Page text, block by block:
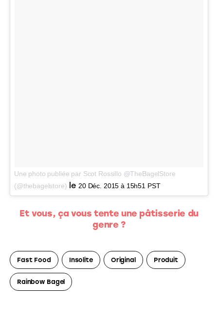
Une photo publiée par Scot Rossillo @TheBagelStore
(@thebagelstore) le20 Déc. 2015 à 15h51 PST
Et vous, ça vous tente une pâtisserie du
genre ?
Fast Food Insolite Original Produit
Rainbow Bagel